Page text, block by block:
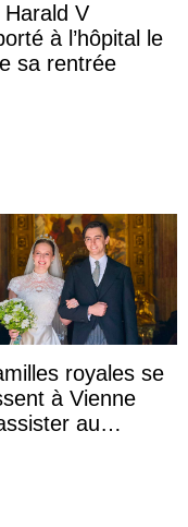
Harald V
à l’hôpital le
sa rentrée
royales se
à Vienne
au